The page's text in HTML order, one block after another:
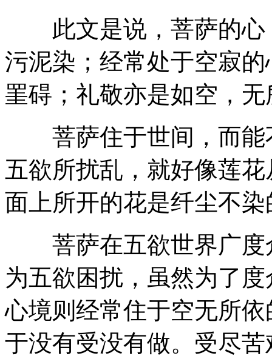
此文是说，菩萨的心
污泥染；经常处于空寂
罣碍；礼敬亦是如空，
菩萨住于世间，而能
五欲所扰乱，就好像莲
面上所开的花是纤尘不染
菩萨在五欲世界广度
为五欲困扰，虽然为了
心境则经常住于空无所
于没有受没有做。受尽